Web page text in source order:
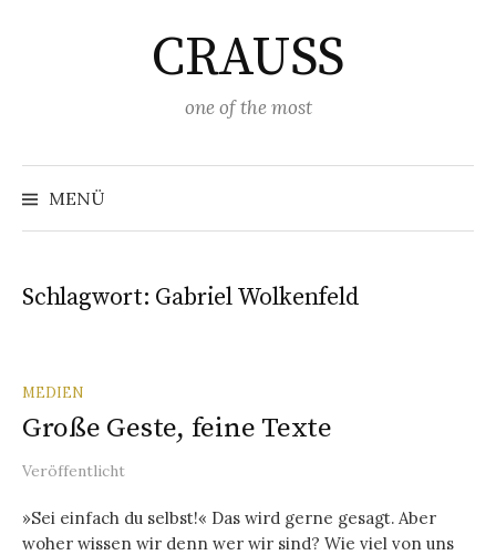
CRAUSS
one of the most
MENÜ
Suchen
Schlagwort: Gabriel Wolkenfeld
MEDIEN
Große Geste, feine Texte
Veröffentlicht
»Sei einfach du selbst!« Das wird gerne gesagt. Aber
woher wissen wir denn wer wir sind? Wie viel von uns